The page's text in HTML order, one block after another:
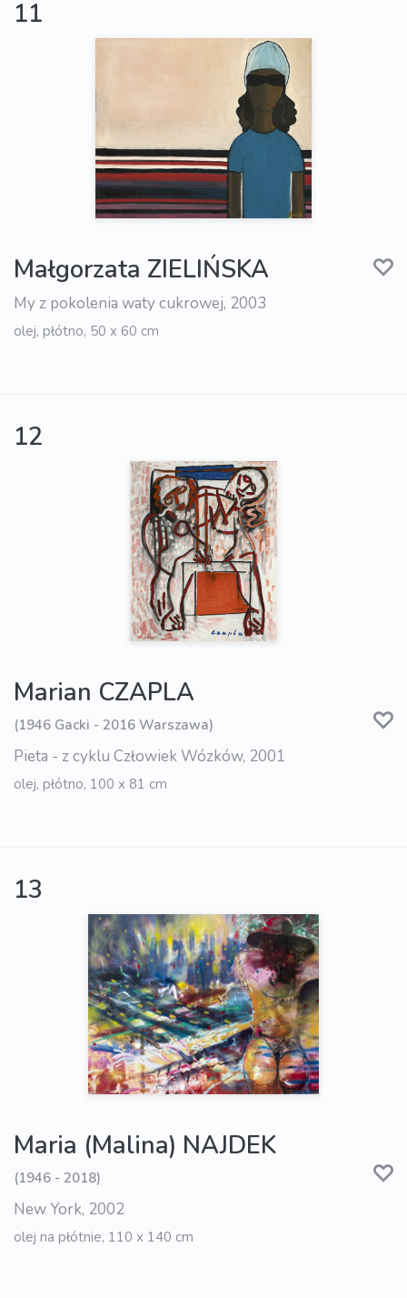
11
Małgorzata ZIELIŃSKA
My z pokolenia waty cukrowej, 2003
olej, płótno, 50 x 60 cm
12
Marian CZAPLA
(1946 Gacki - 2016 Warszawa)
Pieta - z cyklu Człowiek Wózków, 2001
olej, płótno, 100 x 81 cm
13
Maria (Malina) NAJDEK
(1946 - 2018)
New York, 2002
olej na płótnie, 110 x 140 cm